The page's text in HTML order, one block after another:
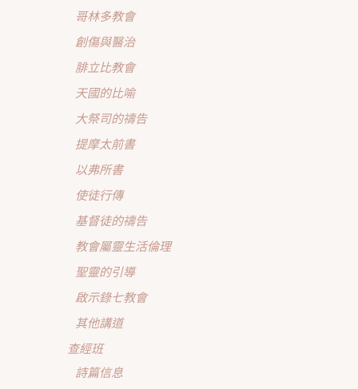
哥林多教會
創傷與醫治
腓立比教會
天國的比喻
大祭司的禱告
提摩太前書
以弗所書
使徒行傳
基督徒的禱告
教會屬靈生活倫理
聖靈的引導
啟示錄七教會
其他講道
查經班
詩篇信息